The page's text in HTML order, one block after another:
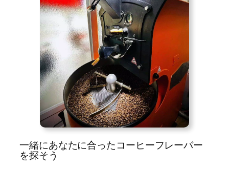
一緒にあなたに合ったコーヒーフレーバー
を探そう